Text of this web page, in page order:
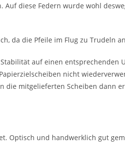
diese Federn wurde wohl
da die Pfeile im Flug zu Trudeln
auf einen
nicht
die mitgelieferten Scheiben dann
Optisch und handwerklich gut